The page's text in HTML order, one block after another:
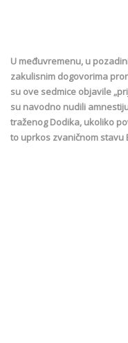
U međuvremenu, u
zakulisnim dogovorima
su ove sedmice objavile
su navodno nudili
traženog Dodika, ukoliko
to uprkos zvaničnom stavu